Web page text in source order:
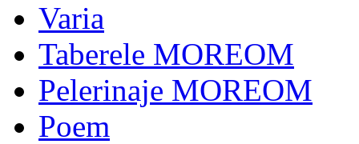
Varia
Taberele MOREOM
Pelerinaje MOREOM
Poem